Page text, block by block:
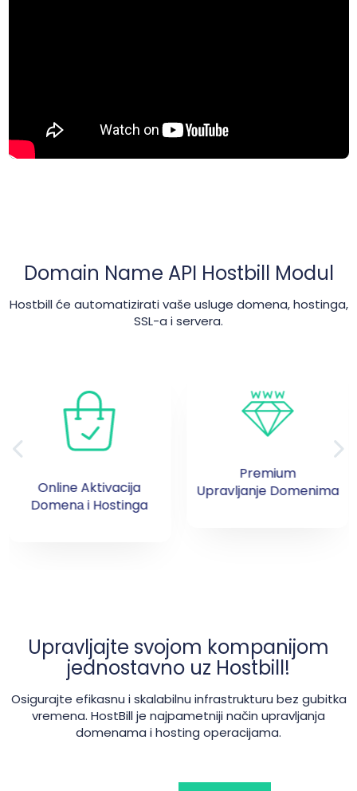
Domain Name API Hostbill Modul
Hostbill će automatizirati vaše usluge domena, hostinga,
SSL-a i servera.
Online Aktivacija
Domenа i Hostinga
Premium
Upravljanje Domenima
Upravljajte svojom kompanijom
jednostavno uz Hostbill!
Osigurajte efikasnu i skalabilnu infrastrukturu bez gubitka
vremena. HostBill je najpametniji način upravljanja
domenama i hosting operacijama.